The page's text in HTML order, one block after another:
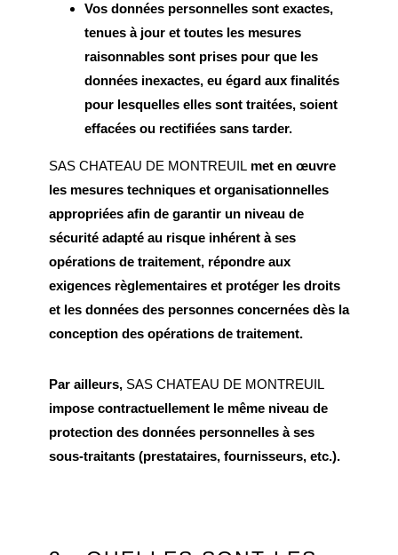
Vos données personnelles sont exactes,
tenues à jour et toutes les mesures
raisonnables sont prises pour que les
données inexactes, eu égard aux finalités
pour lesquelles elles sont traitées, soient
effacées ou rectifiées sans tarder.
SAS CHATEAU DE MONTREUILmet en œuvre
les mesures techniques et organisationnelles
appropriées afin de garantir un niveau de
sécurité adapté au risque inhérent à ses
opérations de traitement, répondre aux
exigences règlementaires et protéger les droits
et les données des personnes concernées dès la
conception des opérations de traitement.
Par ailleurs, SAS CHATEAU DE MONTREUIL
impose contractuellement le même niveau de
protection des données personnelles à ses
sous-traitants (prestataires, fournisseurs, etc.).